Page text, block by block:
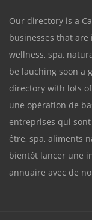
Our directory is a
businesses that
wellness, spa,
be lauching soon a
directory with lots
une opération de
entreprises qui
être, spa, aliments
bientôt lancer une
annuaire avec de